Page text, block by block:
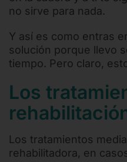
no sirve para nada.
Y así es como entras
solución porque llevo
tiempo. Pero claro,
Los
Los tratamientos
rehabilitadora, en